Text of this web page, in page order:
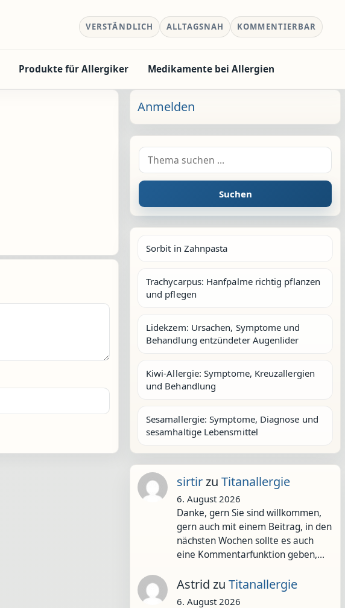
VERSTÄNDLICH ALLTAGSNAH KOMMENTIERBAR
Produkte für Allergiker Medikamente bei Allergien
Anmelden
Suche nach:
Suchen
Sorbit in Zahnpasta
Trachycarpus: Hanfpalme richtig pflanzen
und pflegen
Lidekzem: Ursachen, Symptome und
Behandlung entzündeter Augenlider
Kiwi-Allergie: Symptome, Kreuzallergien
und Behandlung
Sesamallergie: Symptome, Diagnose und
sesamhaltige Lebensmittel
sirtirzu Titanallergie
6. August 2026
Danke, gern Sie sind willkommen,
gern auch mit einem Beitrag, in den
nächsten Wochen sollte es auch
eine Kommentarfunktion geben,…
Astrid zu Titanallergie
6. August 2026